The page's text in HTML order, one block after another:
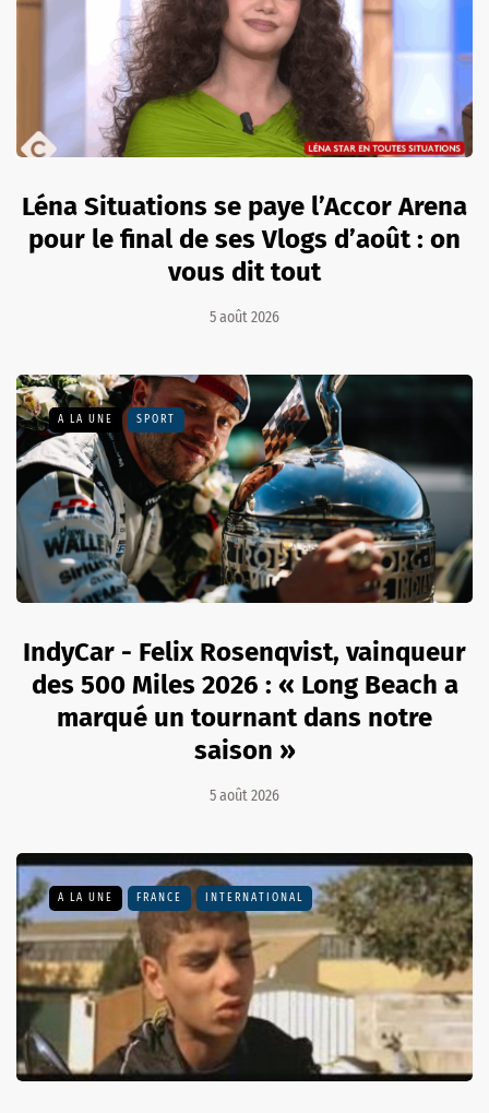
Léna Situations se paye l’Accor Arena
pour le final de ses Vlogs d’août : on
vous dit tout
5 août 2026
A LA UNE SPORT
IndyCar - Felix Rosenqvist, vainqueur
des 500 Miles 2026 : « Long Beach a
marqué un tournant dans notre
saison »
5 août 2026
A LA UNE FRANCE INTERNATIONAL